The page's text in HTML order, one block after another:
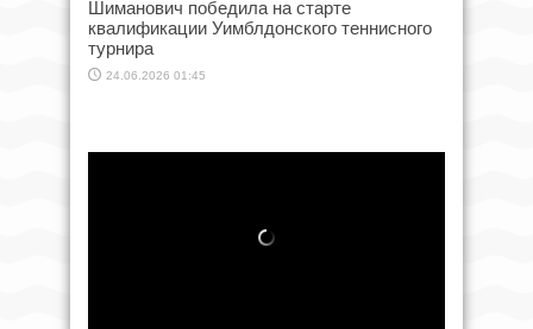
Шиманович победила на старте
квалификации Уимблдонского теннисного
турнира
24.06.2026 01:45